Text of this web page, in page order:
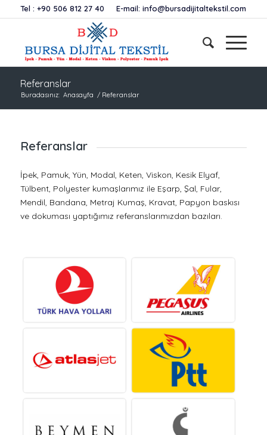
Tel :+90 506 812 27 40 E-mail:info@bursadijitaltekstil.com
Referanslar
Buradasınız: Anasayfa / Referanslar
Referanslar
İpek, Pamuk, Yün, Modal, Keten, Viskon, Kesik Elyaf,
Tülbent, Polyester kumaşlarımız ile Eşarp, Şal, Fular,
Mendil, Bandana, Metraj Kumaş, Kravat, Papyon baskısı
ve dokuması yaptığımız referanslarımızdan bazıları.